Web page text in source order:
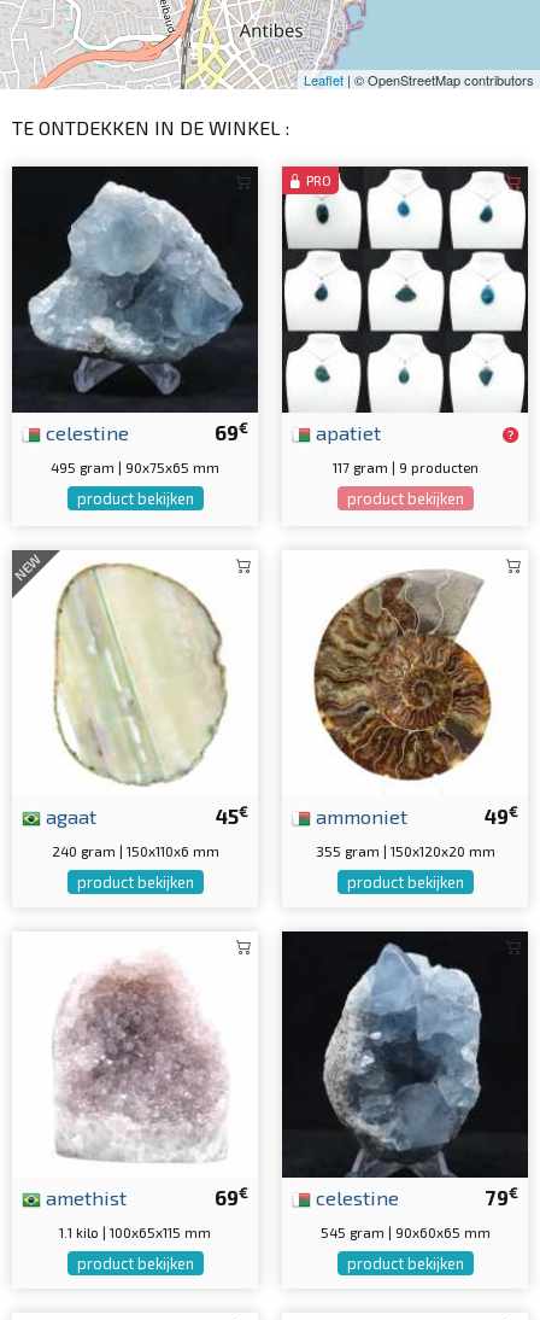
Leaflet | © OpenStreetMap contributors
TE ONTDEKKEN IN DE WINKEL :
69€
celestine
495 gram | 90x75x65 mm
product bekijken
PRO
apatiet
117 gram | 9 producten
product bekijken
NEW
45€
agaat
240 gram | 150x110x6 mm
product bekijken
49€
ammoniet
355 gram | 150x120x20 mm
product bekijken
69€
amethist
1.1 kilo | 100x65x115 mm
product bekijken
79€
celestine
545 gram | 90x60x65 mm
product bekijken